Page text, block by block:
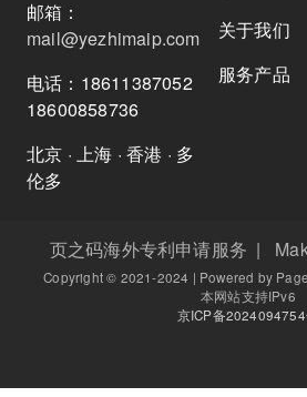
邮箱：
mail@yezhimaip.com
电话：18611387052
18600858736
北京 · 上海 · 香港 · 多
伦多
关于我们
服务产品
页之码海外专利申请服务 |
Copyright © 2021-2024 | Powered by
本网站支持IPv6
京ICP备